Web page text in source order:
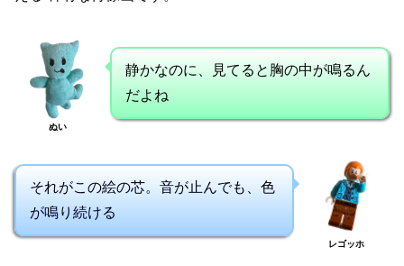
ぬい
静かなのに、見てると胸の中が鳴るん
だよね
それがこの絵の芯。音が止んでも、色
が鳴り続ける
レゴッホ